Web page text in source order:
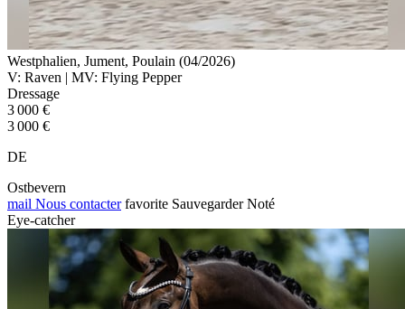
Westphalien, Jument, Poulain (04/2026)
V: Raven | MV: Flying Pepper
Dressage
3 000 €
3 000 €
DE
Ostbevern
mail Nous contacter favorite Sauvegarder Noté
Eye-catcher